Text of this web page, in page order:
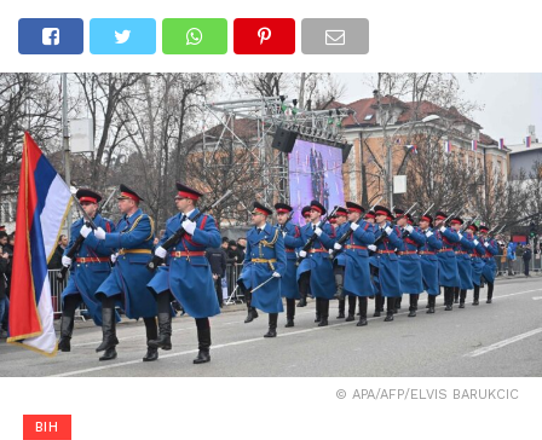
© APA/AFP/ELVIS BARUKCIC
BIH